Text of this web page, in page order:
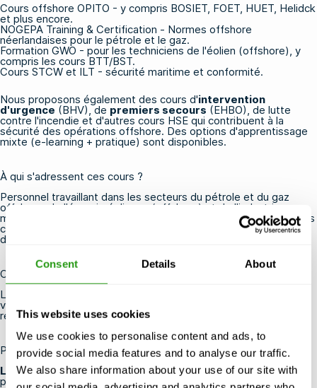
Consent Details About
This website uses cookies
We use cookies to personalise content and ads, to
provide social media features and to analyse our traffic.
We also share information about your use of our site with
Cours offshore OPITO - y compris BOSIET, FOET, HUET, Helidck
et plus encore.
NOGEPA Training & Certification - Normes offshore
néerlandaises pour le pétrole et le gaz.
Formation GWO - pour les techniciens de l'éolien (offshore), y
compris les cours BTT/BST.
Cours STCW et ILT - sécurité maritime et conformité.
Nous proposons également des cours d'intervention
d'urgence (BHV), de premiers secours (EHBO), de lutte
contre l'incendie et d'autres cours HSE qui contribuent à la
sécurité des opérations offshore. Des options d'apprentissage
mixte (e-learning + pratique) sont disponibles.
À qui s'adressent ces cours ?
Personnel travaillant dans les secteurs du pétrole et du gaz
offshore, de l'énergie éolienne (offshore) et de l'industrie
maritime, ainsi que les entrepreneurs et les sociétés de services
connexes. Un certificat médical valide est requis pour la plupart
des cours sur la sécurité en mer (voir ci-dessous).
Certification et validité
Les certificats sont délivrés par OPITO et/ou NOGEPA (la
validité dépend de la norme spécifique ; des itinéraires de
recyclage sont disponibles le cas échéant).
Pourquoi suivre une formation à FMTC Safety ?
La formation se déroule toujours - même avec un seul
participant.